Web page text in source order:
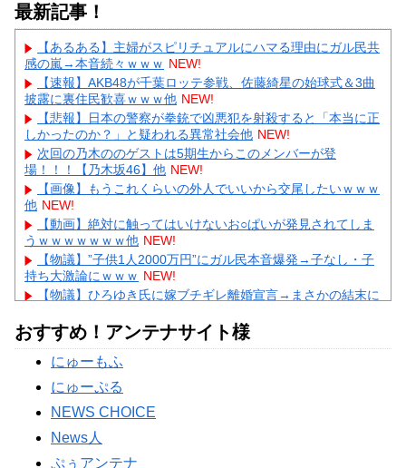
最新記事！
【あるある】主婦がスピリチュアルにハマる理由にガル民共
感の嵐→本音続々ｗｗｗ NEW!
【速報】AKB48が千葉ロッテ参戦、佐藤綺星の始球式＆3曲
披露に裏住民歓喜ｗｗｗ他 NEW!
【悲報】日本の警察が拳銃で凶悪犯を射殺すると「本当に正
しかったのか？」と疑われる異常社会他 NEW!
次回の乃木ののゲストは5期生からこのメンバーが登
場！！！【乃木坂46】他 NEW!
【画像】もうこれくらいの外人でいいから交尾したいｗｗｗ
他 NEW!
【動画】絶対に触ってはいけないお○ぱいが発見されてしま
うｗｗｗｗｗｗｗ他 NEW!
【物議】”子供1人2000万円”にガル民本音爆発→子なし・子
持ち大激論にｗｗｗ NEW!
【物議】ひろゆき氏に嫁ブチギレ離婚宣言→まさかの結末に
【続報】三山凌輝、あんかけパスタ店も割烹店もピンチ→ガ
ル民「自業自得」大合唱ｗｗｗ
【完全まとめ】旦那への不満・夫婦のすれ違い｜ガル民のリ
アル本音を総整理
Powered by livedoor 相互RSS
おすすめ！アンテナサイト様
にゅーもふ
にゅーぷる
NEWS CHOICE
News人
ぷぅアンテナ